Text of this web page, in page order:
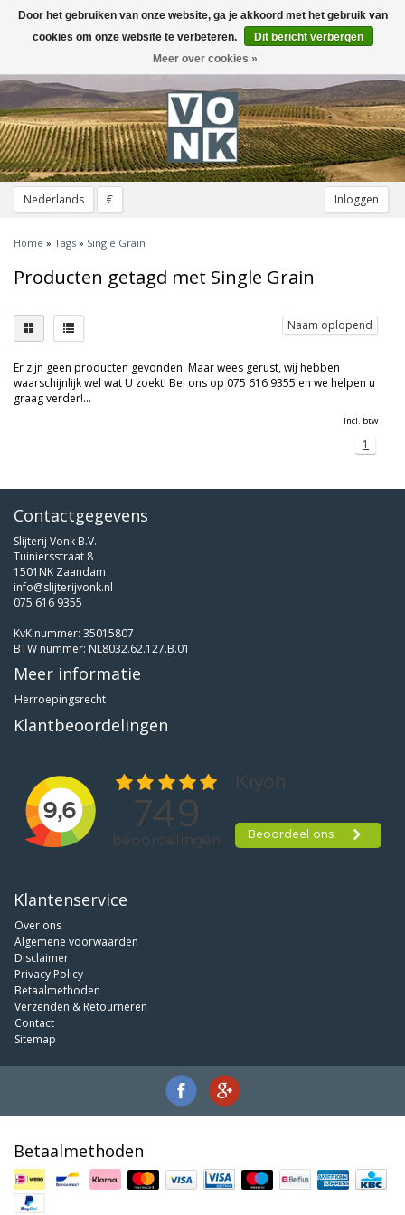
Nederlands € Inloggen
Toggle
navigation
Home » Tags » Single Grain
Producten getagd met Single Grain
Naam oplopend
Er zijn geen producten gevonden. Maar wees gerust, wij hebben
waarschijnlijk wel wat U zoekt! Bel ons op 075 616 9355 en we helpen u
graag verder!...
Incl. btw
1
Contactgegevens
Slijterij Vonk B.V.
Tuiniersstraat 8
1501NK Zaandam
info@slijterijvonk.nl
075 616 9355
KvK nummer: 35015807
BTW nummer: NL8032.62.127.B.01
Meer informatie
Herroepingsrecht
Klantbeoordelingen
Klantenservice
Over ons
Algemene voorwaarden
Disclaimer
Privacy Policy
Betaalmethoden
Verzenden & Retourneren
Contact
Sitemap
Betaalmethoden
Door het gebruiken van onze website, ga je akkoord met het gebruik van
cookies om onze website te verbeteren.
Dit bericht verbergen
Meer over cookies »